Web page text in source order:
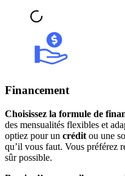
Financement
Choisissez la formule de
des mensualités flexibles et
optiez pour un crédit ou une
qu’il vous faut. Vous préférez
sûr possible.